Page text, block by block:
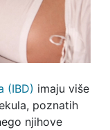
(IBD) imaju više
poznatih
njihove